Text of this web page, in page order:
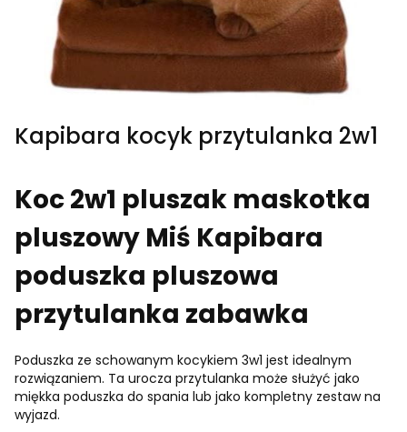
Kapibara kocyk przytulanka 2w1
Koc 2w1 pluszak maskotka
pluszowy Miś Kapibara
poduszka pluszowa
przytulanka zabawka
Poduszka ze schowanym kocykiem 3w1 jest idealnym
rozwiązaniem. Ta urocza przytulanka może służyć jako
miękka poduszka do spania lub jako kompletny zestaw na
wyjazd.